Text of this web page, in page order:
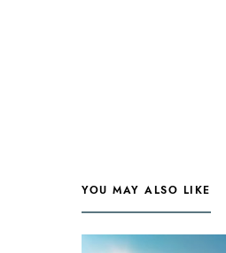
YOU MAY ALSO LIKE